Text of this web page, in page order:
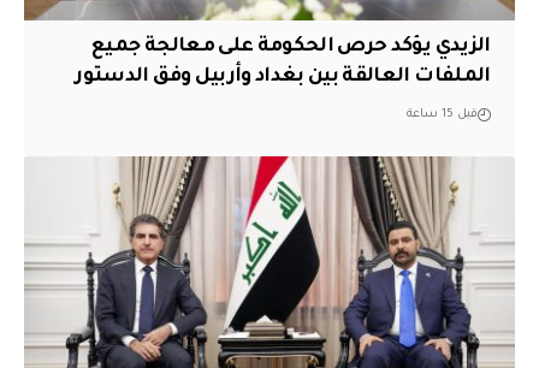
الزيدي يؤكد حرص الحكومة على معالجة جميع
الملفات العالقة بين بغداد وأربيل وفق الدستور
قبل 15 ساعة